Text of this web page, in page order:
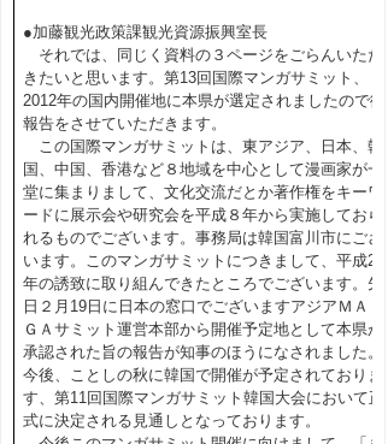
●加藤観光政策課観光資源振興室長
それでは、同じく資料の３ページをごらんいただ
きたいと思います。第13回国際マンガサミット、
2012年の国内開催地に本県が選定されましたので御
報告をさせていただきます。
この国際マンガサミットは、東アジア、日本、韓
国、中国、香港など８地域を中心として漫画家が一
堂に集まりまして、文化交流だとか著作権をキーワ
ードに展示会や研究会を平成８年から実施しておら
れるものでございます。事務局は韓国富川市にござ
います。このマンガサミットにつきまして、平成24
年の誘致に取り組んできたところでございます。先
日２月19日に日本の窓口でございますアジアＭＡＮ
ＧＡサミット運営本部から開催予定地として本県が
承認された旨の報告が知事のほうになされました。
今後、ことしの秋に韓国で開催が予定されておりま
す、第11回国際マンガサミット韓国大会において正
式に決定される見通しとなっております。